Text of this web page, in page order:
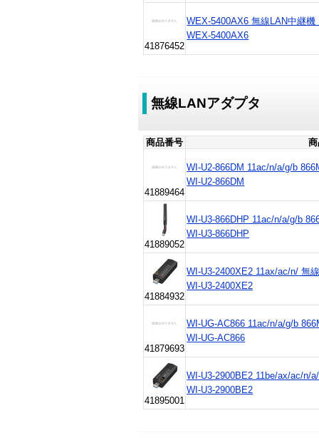
41876452
WEX-5400AX6 無線LAN中継
WEX-5400AX6
無線LANアダプタ
商品番号
41889464
WI-U2-866DM 11ac/n/a/g/b
WI-U2-866DM
41889052
WI-U3-866DHP 11ac/n/a/g/b
WI-U3-866DHP
41884932
WI-U3-2400XE2 11ax/ac/n/ 無
WI-U3-2400XE2
41879693
WI-UG-AC866 11ac/n/a/g/b
WI-UG-AC866
41895001
WI-U3-2900BE2 11be/ax/ac/n/
WI-U3-2900BE2